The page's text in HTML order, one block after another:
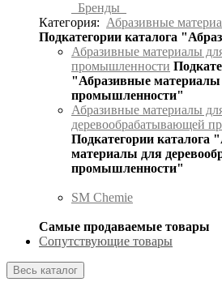
Бренды
Категория: Абразивные
Подкатегории каталога
Абразивные материалы
промышленности
"Абразивные материалы
промышленности"
Абразивные материалы
деревообрабатывающей
Подкатегории каталога
материалы для
промышленности"
SM Chemie
Самые продаваемые товары
Сопутствующие товары
Весь каталог